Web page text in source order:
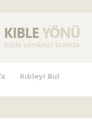
Kıbleyi Bul